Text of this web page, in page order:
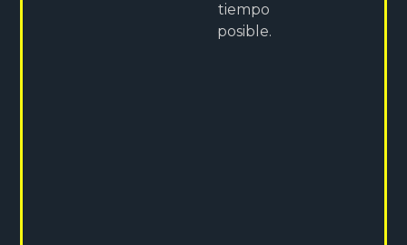
tiempo
posible.